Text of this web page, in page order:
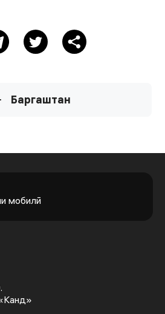
Баргаштан
мобилӣ